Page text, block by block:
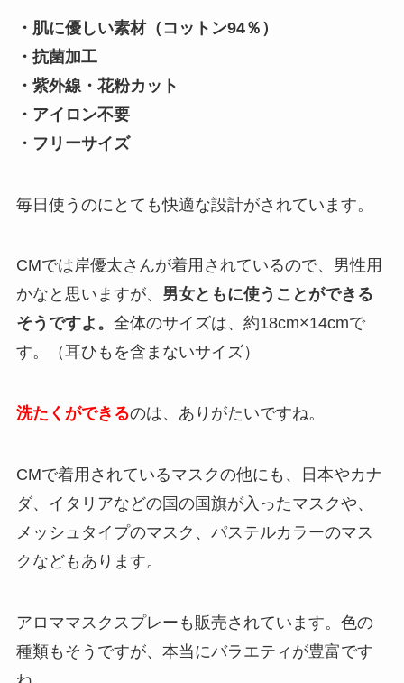
・肌に優しい素材（コットン94％）
・抗菌加工
・紫外線・花粉カット
・アイロン不要
・フリーサイズ
毎日使うのにとても快適な設計がされています。
CMでは岸優太さんが着用されているので、男性用
かなと思いますが、 男女ともに使うことができる
そうですよ。 全体のサイズは、約18cm×14cmで
す。（耳ひもを含まないサイズ）
洗たくができるのは、ありがたいですね。
CMで着用されているマスクの他にも、日本やカナ
ダ、イタリアなどの国の国旗が入ったマスクや、
メッシュタイプのマスク、パステルカラーのマス
クなどもあります。
アロママスクスプレーも販売されています。色の
種類もそうですが、本当にバラエティが豊富です